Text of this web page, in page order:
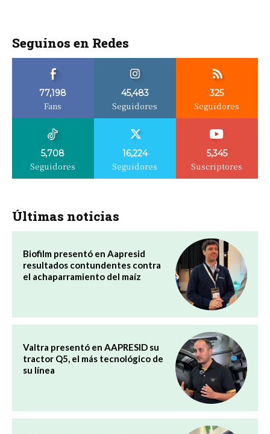
Seguinos en Redes
77,198
Fans
45,483
Seguidores
325
Seguidores
5,708
Seguidores
16,224
Seguidores
5,345
Suscriptores
Últimas noticias
Biofilm presentó en Aapresid
resultados contundentes contra
el achaparramiento del maíz
Valtra presentó en AAPRESID su
tractor Q5, el más tecnológico de
su línea